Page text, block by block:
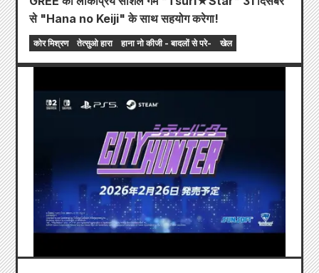
से "Hana no Keiji" के साथ सहयोग करेगा!
कोर मिश्रण तेत्सुओ हारा हाना नो कीजी - बादलों से परे- खेल